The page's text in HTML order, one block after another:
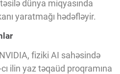
dünya miqyasında
yaratmağı hədəfləyir.
fiziki AI sahəsində
ilin yaz təqaüd proqramına